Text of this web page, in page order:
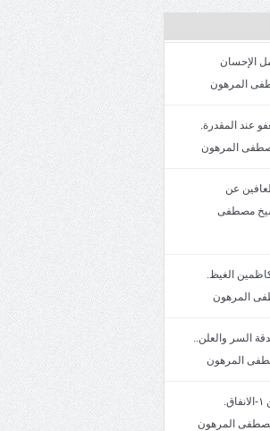
سمات المتقين: ٦- عمل الإحسان
سمات المتقين: ٥- العفو عند المقدرة.
سمات المتقين: ٤- والعافين عن
الشيخ مصطفى
المتقين: ٣- والكاظمين الغيظ.
سمات المتقين: ٢- صدقة السر والعلن..
خطبة الجمعة بعنوان: سمات المتقين ١-الانفاق.